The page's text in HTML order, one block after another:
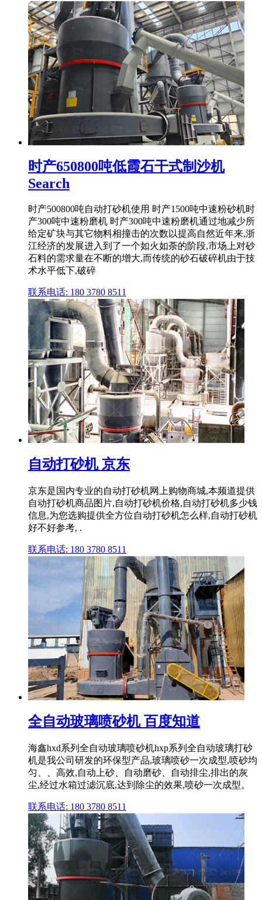
时产650800吨低霞石干式制沙机
Search
时产500800吨自动打砂机使用 时产1500吨中速粉砂机时
产300吨中速粉磨机 时产300吨中速粉磨机通过地减少所
给定矿块与其它物料相撞击的次数以提高自然近年来,浙
江经济的发展进入到了一个如火如荼的阶段,市场上对砂
石料的需求量在不断的增大,而传统的砂石破碎机由于技
术水平低下,破碎
联系电话: 180 3780 8511
自动打砂机 京东
京东是国内专业的自动打砂机网上购物商城,本频道提供
自动打砂机商品图片,自动打砂机价格,自动打砂机多少钱
信息,为您选购提供全方位自动打砂机怎么样,自动打砂机
好不好参考, .
联系电话: 180 3780 8511
全自动玻璃喷砂机 百度知道
海鑫hxd系列全自动玻璃喷砂机hxp系列全自动玻璃打砂
机是我公司研发的环保型产品,玻璃喷砂一次成型,喷砂均
匀、、高效,自动上砂、自动磨砂、自动排尘,排出的灰
尘,经过水箱过滤沉底,达到除尘的效果,喷砂一次成型。
联系电话: 180 3780 8511